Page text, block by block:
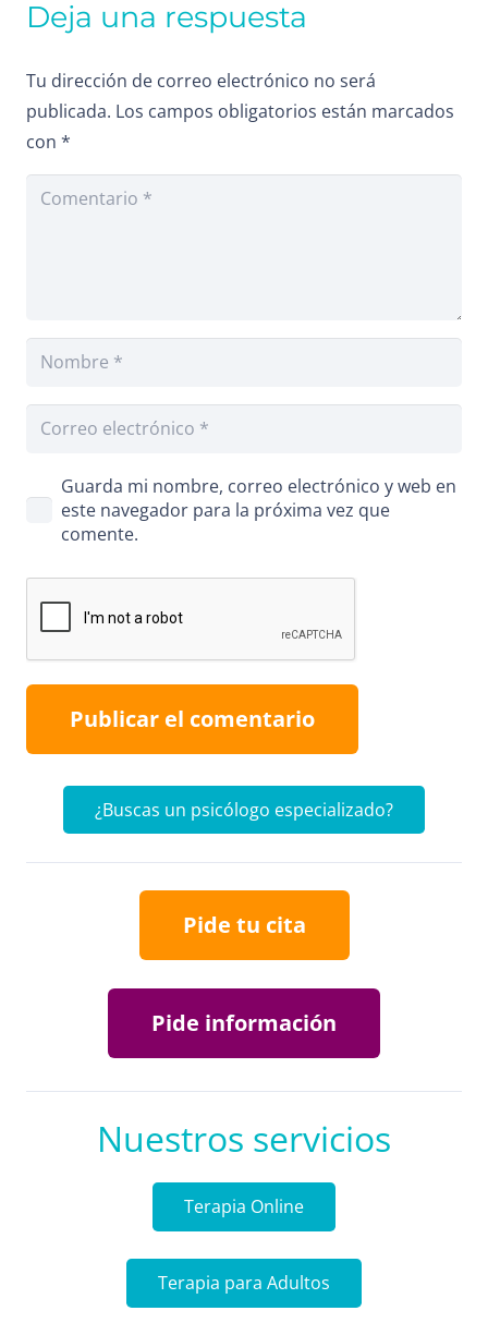
Deja una respuesta
Tu dirección de correo electrónico no será
publicada. Los campos obligatorios están marcados
con *
Guarda mi nombre, correo electrónico y web en
este navegador para la próxima vez que
comente.
Publicar el comentario
¿Buscas un psicólogo especializado?
Pide tu cita
Pide información
Nuestros servicios
Terapia Online
Terapia para Adultos